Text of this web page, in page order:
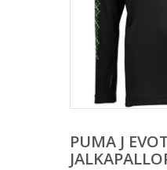
PUMA J